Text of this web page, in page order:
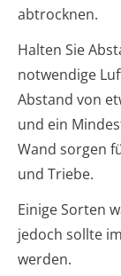
abtrocknen.
Halten Sie
notwendige
Abstand von
und ein
Wand sorgen
und Triebe.
Einige Sorten
jedoch sollte
werden.